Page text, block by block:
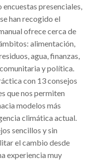
presenciales,
han recogido el
ofrece cerca de
alimentación,
agua, finanzas,
y política.
con 13 consejos
que nos permiten
modelos más
climática actual.
sencillos y sin
el cambio desde
experiencia muy